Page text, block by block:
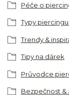
Péče o
Typy
Trendy &
Tipy na dárek
Průvodce
Bezpečnost &